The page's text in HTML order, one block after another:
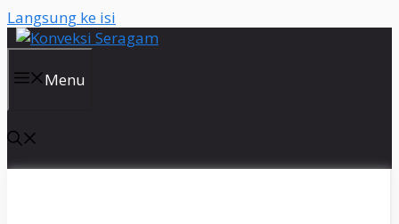
Langsung ke isi
Menu